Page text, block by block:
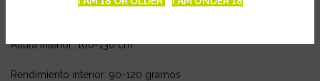
Altura interior: 100-130 cm
Rendimiento interior: 90-120 gramos